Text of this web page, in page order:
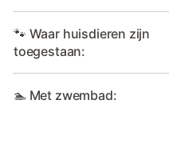
🐾 Waar huisdieren zijn
toegestaan:
🏊 Met zwembad: